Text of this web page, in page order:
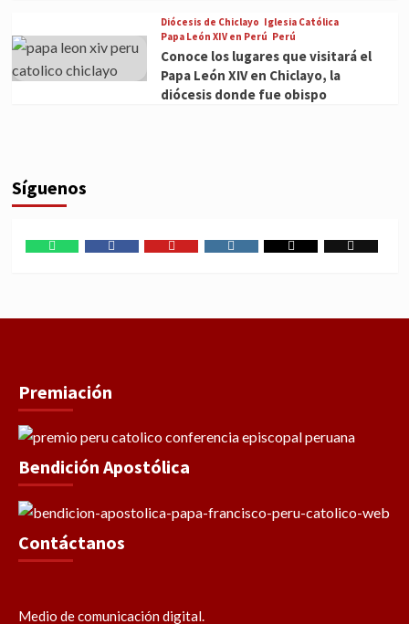
Diócesis de Chiclayo Iglesia Católica
Papa León XIV en Perú Perú
Conoce los lugares que visitará el
Papa León XIV en Chiclayo, la
diócesis donde fue obispo
Síguenos
Premiación
Bendición Apostólica
Contáctanos
Medio de comunicación digital.